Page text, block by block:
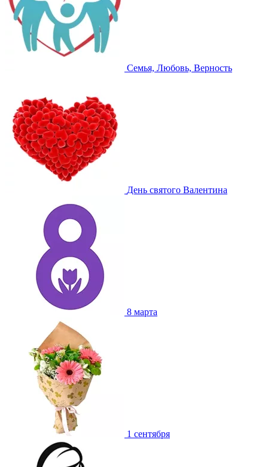
Семья, Любовь, Верность
День святого Валентина
8 марта
1 сентября